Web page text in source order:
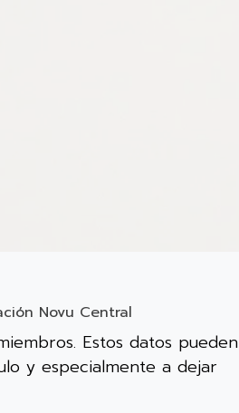
Novu Central
Estos datos pueden
y especialmente a dejar